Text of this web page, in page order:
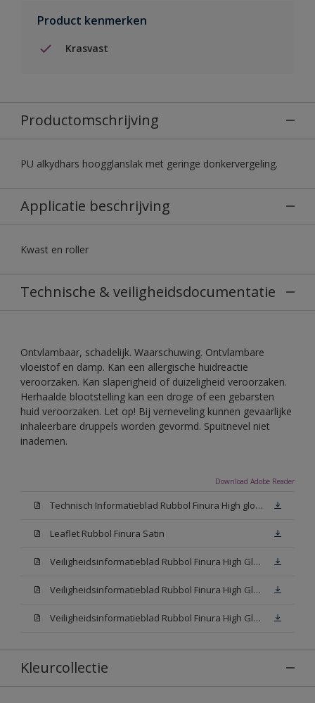
Product kenmerken
Krasvast
Productomschrijving
PU alkydhars hoogglanslak met geringe donkervergeling.
Applicatie beschrijving
Kwast en roller
Technische & veiligheidsdocumentatie
Ontvlambaar, schadelijk. Waarschuwing. Ontvlambare
vloeistof en damp. Kan een allergische huidreactie
veroorzaken. Kan slaperigheid of duizeligheid veroorzaken.
Herhaalde blootstelling kan een droge of een gebarsten
huid veroorzaken. Let op! Bij verneveling kunnen gevaarlijke
inhaleerbare druppels worden gevormd. Spuitnevel niet
inademen.
Download Adobe Reader
Technisch Informatieblad Rubbol Finura High gloss (PDF)
Leaflet Rubbol Finura Satin
Veiligheidsinformatieblad Rubbol Finura High Gloss W05 (MSDS)
Veiligheidsinformatieblad Rubbol Finura High Gloss White (MSDS)
Veiligheidsinformatieblad Rubbol Finura High Gloss N00 (MSDS)
Kleurcollectie